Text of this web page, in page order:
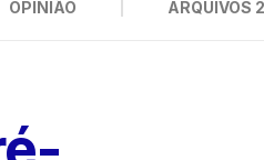
OPINIÃO ARQUIVOS